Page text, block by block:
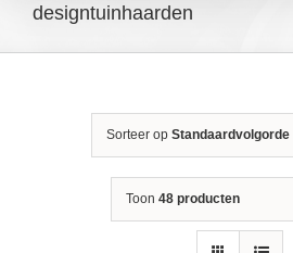
designtuinhaarden
Sorteer op Standaardvolgorde
Toon 48 producten